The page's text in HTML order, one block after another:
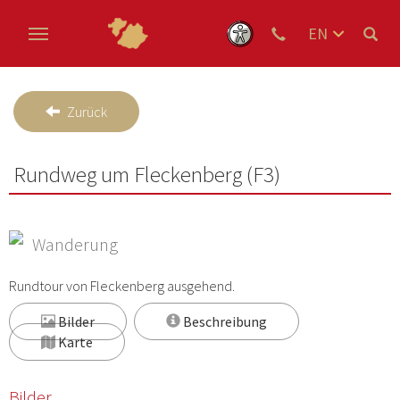
EN
Zurück
Rundweg um Fleckenberg (F3)
Wanderung
Rundtour von Fleckenberg ausgehend.
Bilder
Beschreibung
Karte